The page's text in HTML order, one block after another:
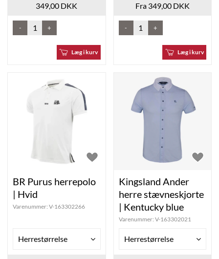
349,00 DKK
- +
Læg i kurv
Fra 349,00 DKK
- +
Læg i kurv
BR Purus herrepolo
| Hvid
Varenummer: V-163302266
Herrestørrelse
Kingsland Ander
herre stævneskjorte
| Kentucky blue
Varenummer: V-163302021
Herrestørrelse